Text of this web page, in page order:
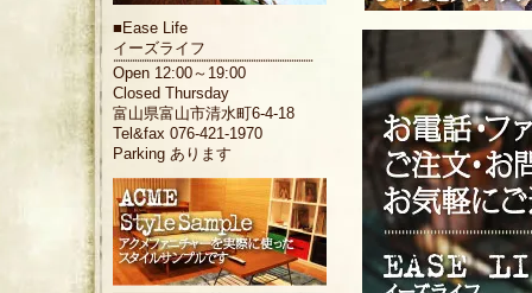
■ Ease Life
イーズライフ
Open 12:00～19:00
Closed Thursday
富山県富山市清水町6-4-18
Tel&fax 076-421-1970
Parking あります